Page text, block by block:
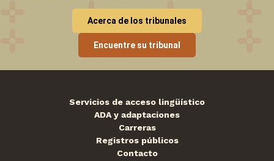
View site in English
Acerca de los tribunales
Encuentre su tribunal
Servicios de acceso lingüístico
ADA y adaptaciones
Carreras
Registros públicos
Contacto